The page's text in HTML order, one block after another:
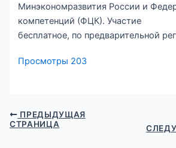
Минэкономразвития России и
компетенций (ФЦК). Участие
бесплатное, по предварительной
Просмотры 203
ПРЕДЫДУЩАЯ
СТРАНИЦА